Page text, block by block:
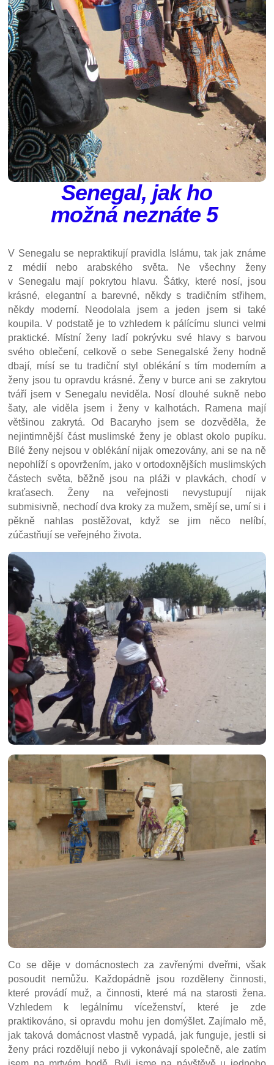
Senegal, jak ho
možná neznáte 5
V Senegalu se nepraktikují pravidla Islámu, tak jak známe
z médií nebo arabského světa. Ne všechny ženy
v Senegalu mají pokrytou hlavu. Šátky, které nosí, jsou
krásné, elegantní a barevné, někdy s tradičním střihem,
někdy moderní. Neodolala jsem a jeden jsem si také
koupila. V podstatě je to vzhledem k pálícímu slunci velmi
praktické. Místní ženy ladí pokrývku své hlavy s barvou
svého oblečení, celkově o sebe Senegalské ženy hodně
dbají, mísí se tu tradiční styl oblékání s tím moderním a
ženy jsou tu opravdu krásné. Ženy v burce ani se zakrytou
tváří jsem v Senegalu neviděla. Nosí dlouhé sukně nebo
šaty, ale viděla jsem i ženy v kalhotách. Ramena mají
většinou zakrytá. Od Bacaryho jsem se dozvěděla, že
nejintimnější část muslimské ženy je oblast okolo pupíku.
Bílé ženy nejsou v oblékání nijak omezovány, ani se na ně
nepohlíží s opovržením, jako v ortodoxnějších muslimských
částech světa, běžně jsou na pláži v plavkách, chodí v
kraťasech. Ženy na veřejnosti nevystupují nijak
submisivně, nechodí dva kroky za mužem, smějí se, umí si i
pěkně nahlas postěžovat, když se jim něco nelíbí,
zúčastňují se veřejného života.
Co se děje v domácnostech za zavřenými dveřmi, však
posoudit nemůžu. Každopádně jsou rozděleny činnosti,
které provádí muž, a činnosti, které má na starosti žena.
Vzhledem k legálnímu víceženství, které je zde
praktikováno, si opravdu mohu jen domýšlet. Zajímalo mě,
jak taková domácnost vlastně vypadá, jak funguje, jestli si
ženy práci rozdělují nebo ji vykonávají společně, ale zatím